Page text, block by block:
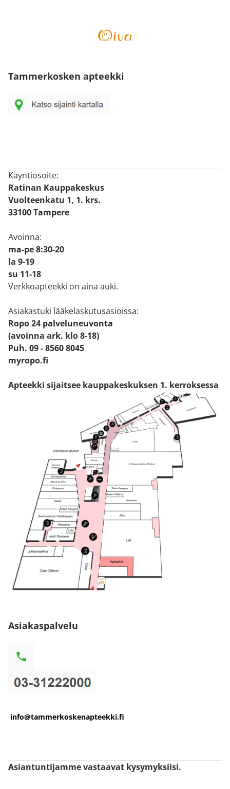
Tammerkosken apteekki
Käyntiosoite:
Ratinan Kauppakeskus
Vuolteenkatu 1, 1. krs.
33100 Tampere
Avoinna:
ma-pe 8:30-20
la 9-19
su 11-18
Verkkoapteekki on aina auki.
Asiakastuki lääkelaskutusasioissa:
Ropo 24 palveluneuvonta
(avoinna ark. klo 8-18)
Puh. 09 - 8560 8045
myropo.fi
Apteekki sijaitsee kauppakeskuksen 1. kerroksessa
Asiakaspalvelu
info@tammerkoskenapteekki.fi
Asiantuntijamme vastaavat kysymyksiisi.